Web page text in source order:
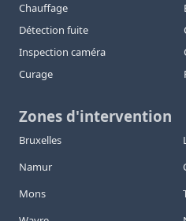
Chauffage
Détection fuite
Inspection caméra
Curage
Zones d'intervention
Bruxelles
Namur
Mons